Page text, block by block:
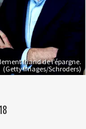
friand de l’épargne.
(Getty Images/Schroders)